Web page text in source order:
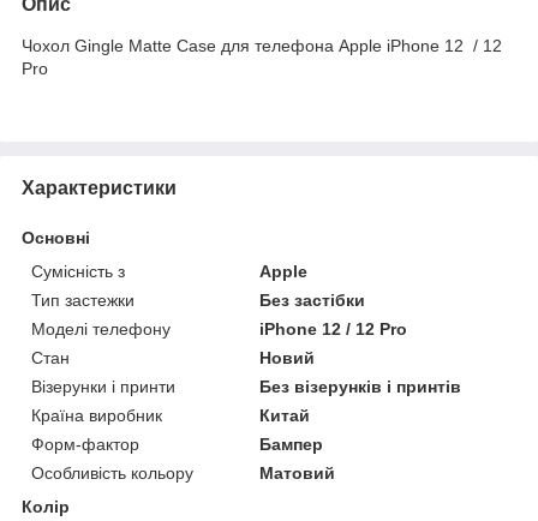
Чохол Gingle Matte Case для телефона Apple iPhone 12 / 12
Pro
Характеристики
Основні
Сумісність з
Apple
Тип застежки
Без застібки
Моделі телефону
iPhone 12 / 12 Pro
Стан
Новий
Візерунки і принти
Без візерунків і принтів
Країна виробник
Китай
Форм-фактор
Бампер
Особливість кольору
Матовий
Колір